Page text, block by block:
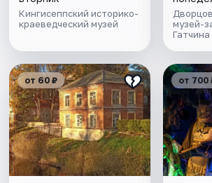
Кингисеппский историко-
краеведческий музей
музей-
Гатчина
от 60 ₽ от 700